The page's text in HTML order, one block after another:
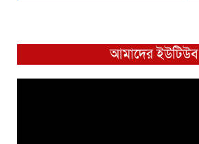
আমাদের ইউটিউব